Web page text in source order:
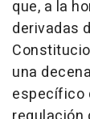
que, a la
derivadas
una
específico